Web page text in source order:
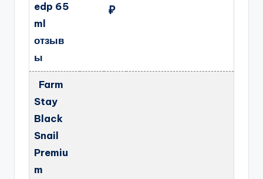
edp 65
ml
отзыв
ы
₽
Farm
Stay
Black
Snail
Premiu
m